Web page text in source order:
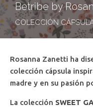
Betribe by
COLECCIÓN
Rosanna Zanetti ha
colección cápsula
madre y en su pasión
La colección SWEET